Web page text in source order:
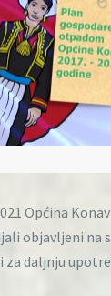
Općina
objavljeni na
za daljnju